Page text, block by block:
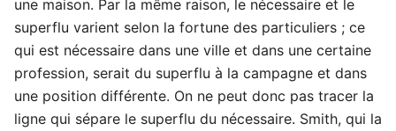
une maison. Par la même raison, le nécessaire et le
superflu varient selon la fortune des particuliers ; ce
qui est nécessaire dans une ville et dans une certaine
profession, serait du superflu à la campagne et dans
une position différente. On ne peut donc pas tracer la
ligne qui sépare le superflu du nécessaire. Smith, qui la